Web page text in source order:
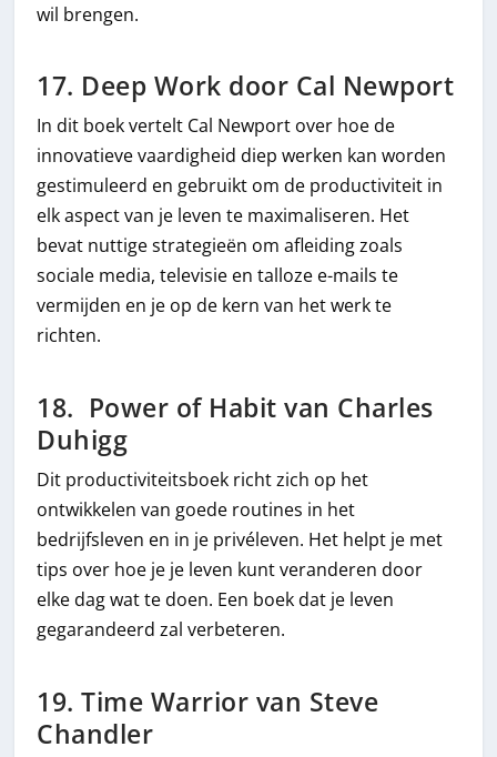
wil brengen.
17. Deep Work door Cal Newport
In dit boek vertelt Cal Newport over hoe de
innovatieve vaardigheid diep werken kan worden
gestimuleerd en gebruikt om de productiviteit in
elk aspect van je leven te maximaliseren. Het
bevat nuttige strategieën om afleiding zoals
sociale media, televisie en talloze e-mails te
vermijden en je op de kern van het werk te
richten.
18. Power of Habit van Charles
Duhigg
Dit productiviteitsboek richt zich op het
ontwikkelen van goede routines in het
bedrijfsleven en in je privéleven. Het helpt je met
tips over hoe je je leven kunt veranderen door
elke dag wat te doen. Een boek dat je leven
gegarandeerd zal verbeteren.
19. Time Warrior van Steve
Chandler